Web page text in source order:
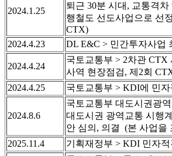
2024.1.25
퇴근 30분 시대, 교통격
행철도 선도사업으로 선
CTX)
2024.4.23
DL E&C > 민간투자사업
2024.4.24
국토교통부 > 2차관 CTX
사역 현장점검, 제2회
2024.4.25
국토교통부 > KDI에 민자
2024.8.6
국토교통부 대도시권광
대도시권 광역교통 시행
안 심의, 의결 (본 사업을
2025.11.4
기획재정부 > KDI 민자